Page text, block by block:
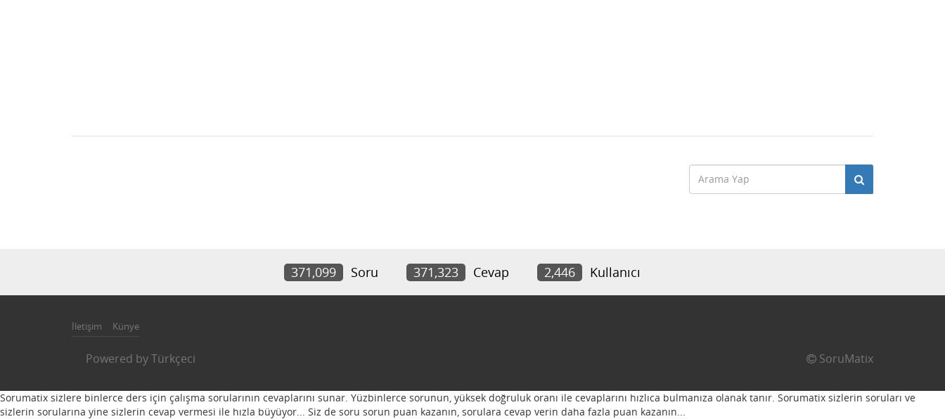
371,099 Soru 371,323 Cevap 2,446 Kullanıcı
İletişim Künye
Powered byTürkçeci SoruMatix
Sorumatix sizlere binlerce ders için çalışma sorularının cevaplarını sunar. Yüzbinlerce sorunun, yüksek doğruluk oranı ile cevaplarını hızlıca bulmanıza olanak tanır. Sorumatix sizlerin soruları ve
sizlerin sorularına yine sizlerin cevap vermesi ile hızla büyüyor... Siz de soru sorun puan kazanın, sorulara cevap verin daha fazla puan kazanın...